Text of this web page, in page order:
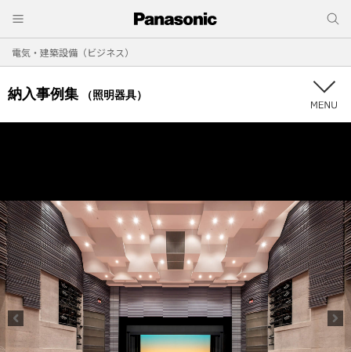
電気・建築設備（ビジネス）
納入事例集 （照明器具）